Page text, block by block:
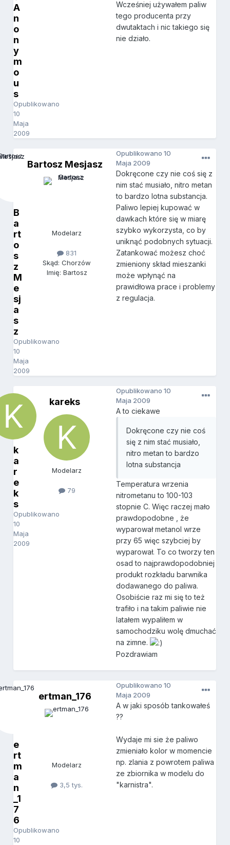
A
n
o
n
y
m
o
u
s
Opublikowano
10
Maja
2009
Wcześniej używałem paliw
tego producenta przy
dwutaktach i nic takiego się
nie działo.
B
a
rt
o
s
z
M
e
sj
a
s
z
Opublikowano
10
Maja
2009
Bartosz Mesjasz
Modelarz
831
Skąd: Chorzów
Imię: Bartosz
Opublikowano10
Maja 2009
Dokręcone czy nie coś się z
nim stać musiało, nitro metan
to bardzo lotna substancja.
Paliwo lepiej kupować w
dawkach które się w miarę
szybko wykorzysta, co by
uniknąć podobnych sytuacji.
Zatankować możesz choć
zmieniony skład mieszanki
może wpłynąć na
prawidłowa prace i problemy
z regulacja.
k
a
r
e
k
s
Opublikowano
10
Maja
2009
kareks
Modelarz
79
Opublikowano10
Maja 2009
A to ciekawe
Dokręcone czy nie coś
się z nim stać musiało,
nitro metan to bardzo
lotna substancja
Temperatura wrzenia
nitrometanu to 100-103
stopnie C. Więc raczej mało
prawdopodobne , że
wyparował metanol wrze
przy 65 więc szybciej by
wyparował. To co tworzy ten
osad to najprawdopodobniej
produkt rozkładu barwnika
dodawanego do paliwa.
Osobiście raz mi się to też
trafiło i na takim paliwie nie
latałem wypaliłem w
samochodziku wolę dmuchać
na zimne.
Pozdrawiam
e
rt
m
a
n
_1
7
6
Opublikowano
10
ertman_176
Modelarz
3,5 tys.
Opublikowano10
Maja 2009
A w jaki sposób tankowałeś
??
Wydaje mi sie że paliwo
zmieniało kolor w momencie
np. zlania z powrotem paliwa
ze zbiornika w modelu do
"karnistra".